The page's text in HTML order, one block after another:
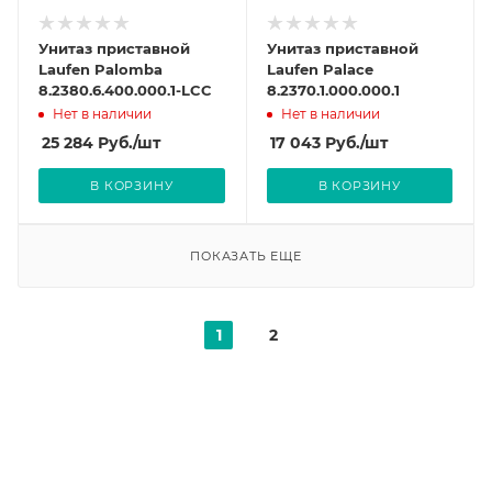
Унитаз приставной
Laufen Palomba
8.2380.6.400.000.1-LCC
Нет в наличии
25 284 Руб./шт
В КОРЗИНУ
Унитаз приставной
Laufen Palace
8.2370.1.000.000.1
Нет в наличии
17 043Руб./шт
В КОРЗИНУ
ПОКАЗАТЬ ЕЩЕ
1 2